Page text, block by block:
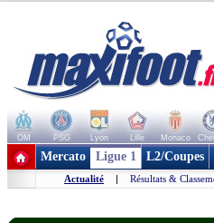
OM PSG Lyon Lille Monaco
+ de clubs
Mercato Ligue 1 L2/Coupes
Actualité | Résultats &